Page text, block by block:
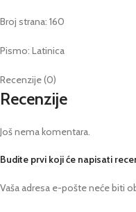
Broj strana: 160
Pismo: Latinica
Recenzije (0)
Recenzije
Još nema komentara.
Budite prvi koji će napisati
Vaša adresa e-pošte neće biti